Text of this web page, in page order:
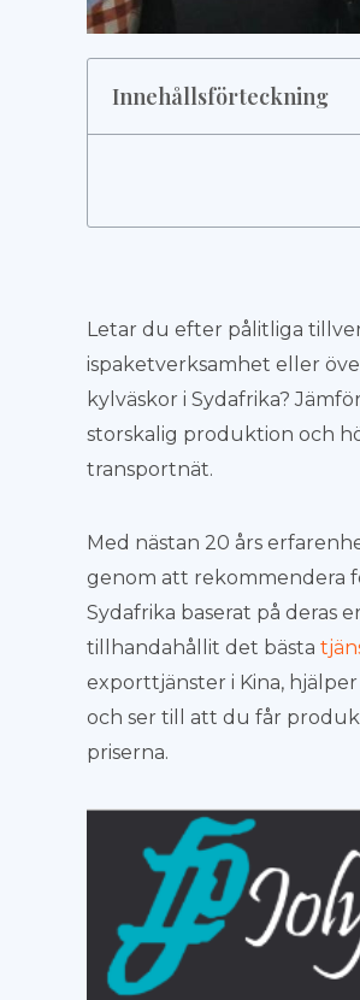
Innehållsförteckning
Letar du efter pålitliga
ispaketverksamhet eller
kylväskor i Sydafrika?
storskalig produktion och
transportnät.
Med nästan 20 års
genom att rekommendera
Sydafrika baserat på deras
tillhandahållit det bästa
exporttjänster i Kina,
och ser till att du får
priserna.